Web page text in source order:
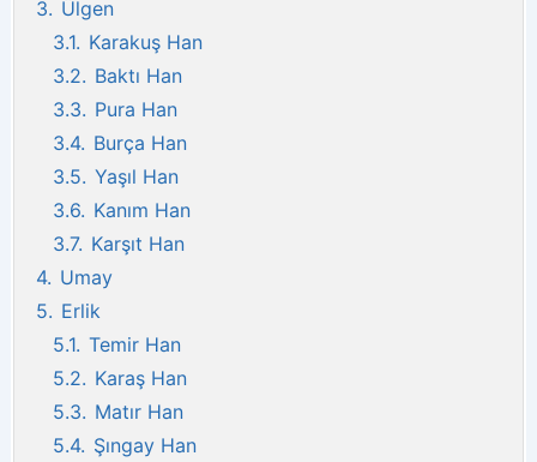
3. Ülgen
3.1. Karakuş Han
3.2. Baktı Han
3.3. Pura Han
3.4. Burça Han
3.5. Yaşıl Han
3.6. Kanım Han
3.7. Karşıt Han
4. Umay
5. Erlik
5.1. Temir Han
5.2. Karaş Han
5.3. Matır Han
5.4. Şıngay Han